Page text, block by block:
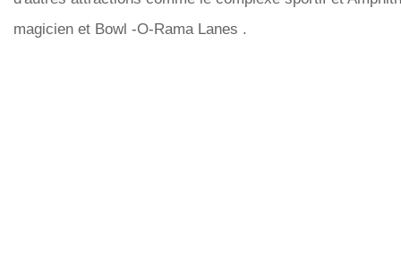
magicien et Bowl -O-Rama Lanes .